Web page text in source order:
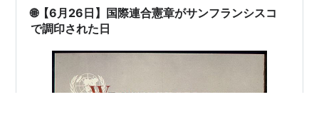
「いいところに気づいたわね〜！国際連盟は、第一次世
界大戦のあとに作られた“世界初の…
🌐【6月26日】国際連合憲章がサンフランシスコ
で調印された日